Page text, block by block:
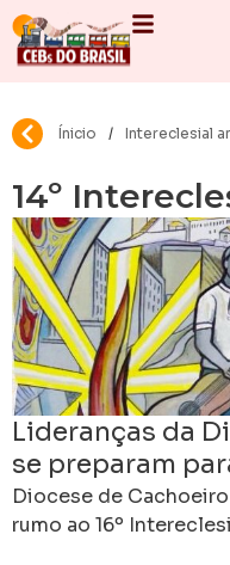
Ínicio / Intereclesial
14º
Lideranças da
se preparam
das CEBs
Diocese de
rumo ao 16º